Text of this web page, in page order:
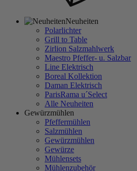
Neuheiten
Polarlichter
Grill to Table
Zirlion Salzmahlwerk
Maestro Pfeffer- u. Salzbar
Line Elektrisch
Boreal Kollektion
Daman Elektrisch
ParisRama u´Select
Alle Neuheiten
Gewürzmühlen
Pfeffermühlen
Salzmühlen
Gewürzmühlen
Gewürze
Mühlensets
Mühlenzubehör